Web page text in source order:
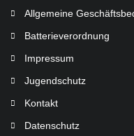
Allgemeine
Batterieverordnung
Impressum
Jugendschutz
Kontakt
Datenschutz